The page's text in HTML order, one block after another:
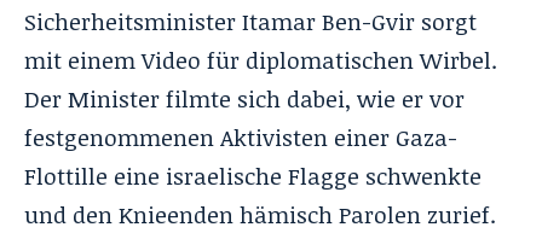
Sicherheitsminister Itamar Ben-Gvir sorgt
mit einem Video für diplomatischen Wirbel.
Der Minister filmte sich dabei, wie er vor
festgenommenen Aktivisten einer Gaza-
Flottille eine israelische Flagge schwenkte
und den Knieenden hämisch Parolen zurief.